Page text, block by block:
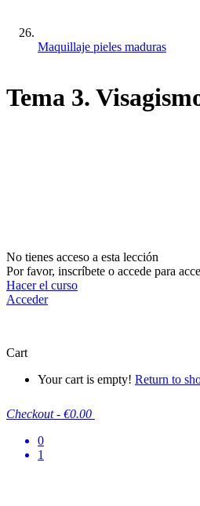
Maquillaje pieles maduras
Tema 3.
No tienes acceso a esta lección
Por favor, inscríbete o accede para
Hacer el curso
Acceder
Cart
Your cart is empty! Return to
Checkout - €0.00
0
1